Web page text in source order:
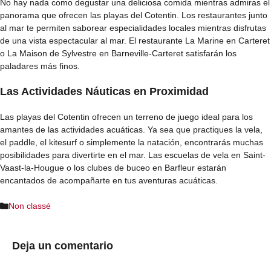
No hay nada como degustar una deliciosa comida mientras admiras el
panorama que ofrecen las playas del Cotentin. Los restaurantes junto
al mar te permiten saborear especialidades locales mientras disfrutas
de una vista espectacular al mar. El restaurante La Marine en Carteret
o La Maison de Sylvestre en Barneville-Carteret satisfarán los
paladares más finos.
Las Actividades Náuticas en Proximidad
Las playas del Cotentin ofrecen un terreno de juego ideal para los
amantes de las actividades acuáticas. Ya sea que practiques la vela,
el paddle, el kitesurf o simplemente la natación, encontrarás muchas
posibilidades para divertirte en el mar. Las escuelas de vela en Saint-
Vaast-la-Hougue o los clubes de buceo en Barfleur estarán
encantados de acompañarte en tus aventuras acuáticas.
Categorías
Non classé
Deja un comentario